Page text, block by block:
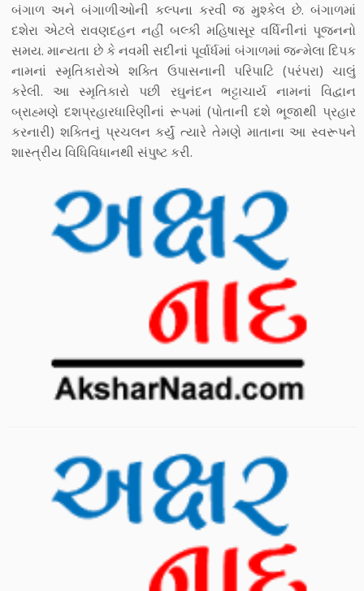
બંગાળ અને બંગાળીઓની કલ્પના કરવી જ મુશ્કેલ છે. બંગાળમાં
દશેરા એટલે રાવણદહન નહીં બલ્કી મહિષાસૂર વર્ધિનીનાં પૂજનનો
સમય. માન્યતા છે કે નવમી સદીનાં પૂર્વાર્ધમાં બંગાળમાં જન્મેલા દિપક
નામનાં સ્મૃતિકારોએ શક્તિ ઉપાસનાની પરિપાટિ (પરંપરા) ચાલું
કરેલી. આ સ્મૃતિકારો પછી રઘુનંદન ભટ્ટાચાર્ય નામનાં વિદ્વાન
બ્રાહ્મણે દશપ્રહારધારિણીનાં રૂપમાં (પોતાની દશે ભૂજાથી પ્રહાર
કરનારી) શક્તિનું પ્રચલન કર્યું ત્યારે તેમણે માતાના આ સ્વરૂપને
શાસ્ત્રીય વિધિવિધાનથી સંપુષ્ટ કરી.